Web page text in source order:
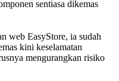
sentiasa dikemas
web EasyStore, ia sudah
kini keselamatan
mengurangkan risiko